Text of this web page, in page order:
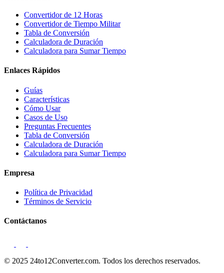
Convertidor de 12 Horas
Convertidor de Tiempo Militar
Tabla de Conversión
Calculadora de Duración
Calculadora para Sumar Tiempo
Enlaces Rápidos
Guías
Características
Cómo Usar
Casos de Uso
Preguntas Frecuentes
Tabla de Conversión
Calculadora de Duración
Calculadora para Sumar Tiempo
Empresa
Política de Privacidad
Términos de Servicio
Contáctanos
© 2025 24to12Converter.com. Todos los derechos reservados.